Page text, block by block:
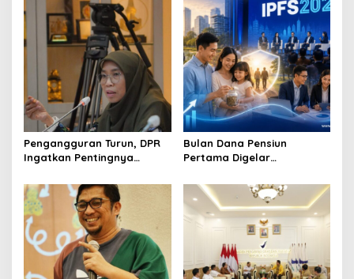
Pengangguran Turun, DPR
Ingatkan Pentingnya
yang Layak
Bulan Dana Pensiun
Pertama Digelar
Perkuat Ekosistem Pensiun
Berkelanjutan